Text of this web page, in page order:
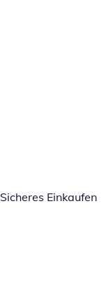
Sicheres Einkaufen